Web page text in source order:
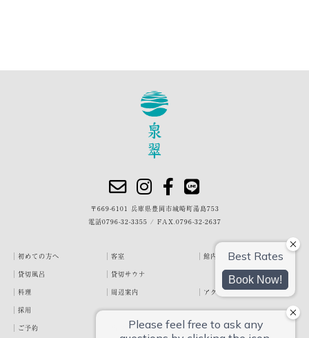
〒669-6101 兵庫県豊岡市城崎町湯島753
電話0796-32-3355 / FAX.0796-32-2637
初めての方へ 客室
館内・施設
貸切風呂
貸切サウナ
料理
周辺案内
アクセス
採用
ご予約
宿泊約款 プライバシーポリシー